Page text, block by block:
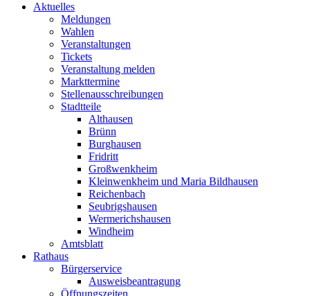
Aktuelles
Meldungen
Wahlen
Veranstaltungen
Tickets
Veranstaltung melden
Markttermine
Stellenausschreibungen
Stadtteile
Althausen
Brünn
Burghausen
Fridritt
Großwenkheim
Kleinwenkheim und Maria Bildhausen
Reichenbach
Seubrigshausen
Wermerichshausen
Windheim
Amtsblatt
Rathaus
Bürgerservice
Ausweisbeantragung
Öffnungszeiten